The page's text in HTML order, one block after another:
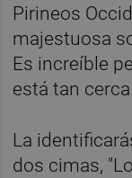
Pirineos
majestuosa
Es increíble
está tan
La
dos cimas,